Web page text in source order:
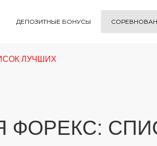
ДЕПОЗИТНЫЕ БОНУСЫ
ЛУЧШИХ
ФОРЕКС: